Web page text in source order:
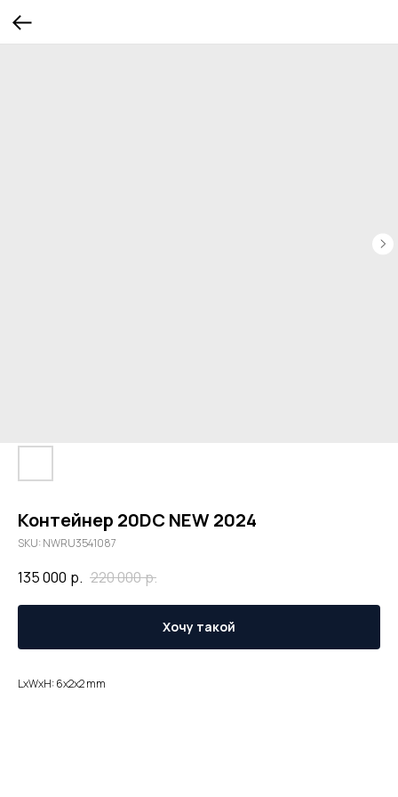
Контейнер 20DC NEW 2024
SKU: NWRU3541087
135 000 р. 220 000р.
Хочу такой
LxWxH: 6x2x2 mm